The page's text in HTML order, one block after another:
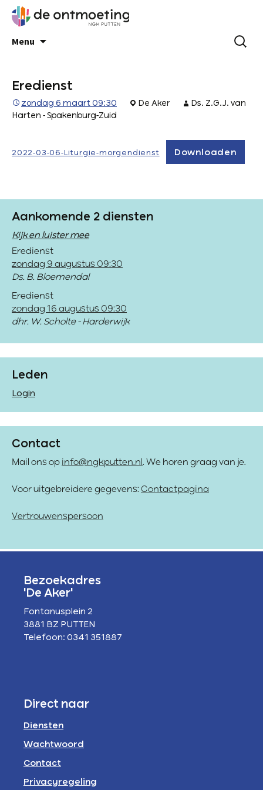
Menu
Eredienst
zondag 6 maart 09:30 De Aker
Ds. Z.G.J. van
Harten - Spakenburg-Zuid
2022-03-06-Liturgie-morgendienst Downloaden
Aankomende 2 diensten
Kijk en luister mee
Eredienst
zondag 9 augustus 09:30
Ds. B. Bloemendal
Eredienst
zondag 16 augustus 09:30
dhr. W. Scholte - Harderwijk
Leden
Login
Contact
Mail ons op info@ngkputten.nl . We horen graag van je.
Voor uitgebreidere gegevens: Contactpagina
Vertrouwenspersoon
Bezoekadres
'De Aker'
Fontanusplein 2
3881 BZ PUTTEN
Telefoon: 0341 351887
Direct naar
Diensten
Wachtwoord
Contact
Privacyregeling